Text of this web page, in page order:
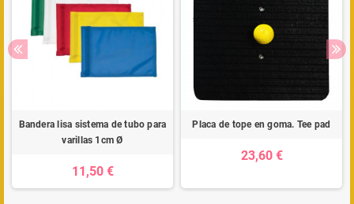
Bandera lisa sistema de tubo para
varillas 1cm Ø
11,50 €
Placa de tope en goma. Tee pad
23,60 €